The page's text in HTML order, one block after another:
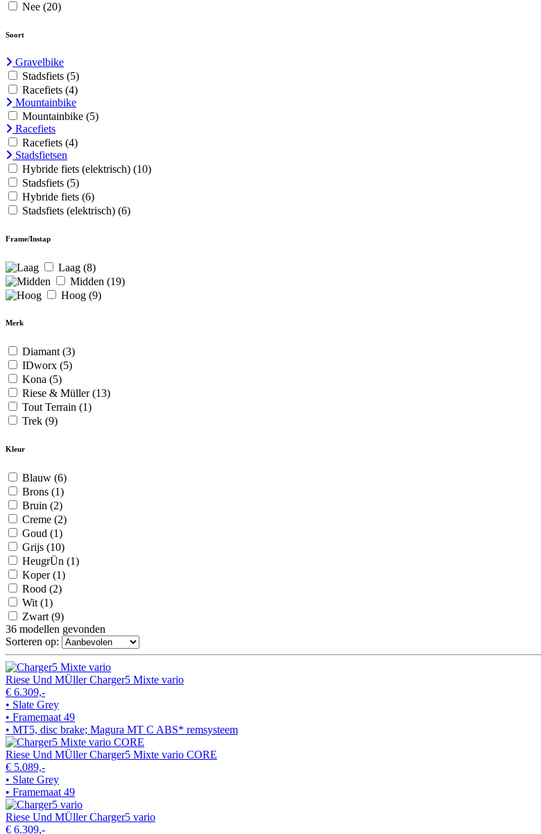
Nee (20)
Soort
Gravelbike
Stadsfiets (5)
Racefiets (4)
Mountainbike
Mountainbike (5)
Racefiets
Racefiets (4)
Stadsfietsen
Hybride fiets (elektrisch) (10)
Stadsfiets (5)
Hybride fiets (6)
Stadsfiets (elektrisch) (6)
Frame/Instap
Laag (8)
Midden (19)
Hoog (9)
Merk
Diamant(3)
IDworx (5)
Kona (5)
Riese & Müller(13)
Tout Terrain (1)
Trek (9)
Kleur
Blauw (6)
Brons (1)
Bruin (2)
Creme (2)
Goud (1)
Grijs (10)
HeugrÜn (1)
Koper(1)
Rood (2)
Wit (1)
Zwart (9)
36 modellen gevonden
Sorteren op:
Riese Und MÜller Charger5 Mixte vario
€ 6.309,-
• Slate Grey
• Framemaat 49
• MT5, disc brake; Magura MT C ABS* remsysteem
Riese Und MÜller Charger5 Mixte vario CORE
€ 5.089,-
• Slate Grey
• Framemaat 49
Riese Und MÜller Charger5 vario
€ 6.309,-